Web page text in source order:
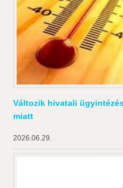
Változik hivatali
miatt
2026.06.29.